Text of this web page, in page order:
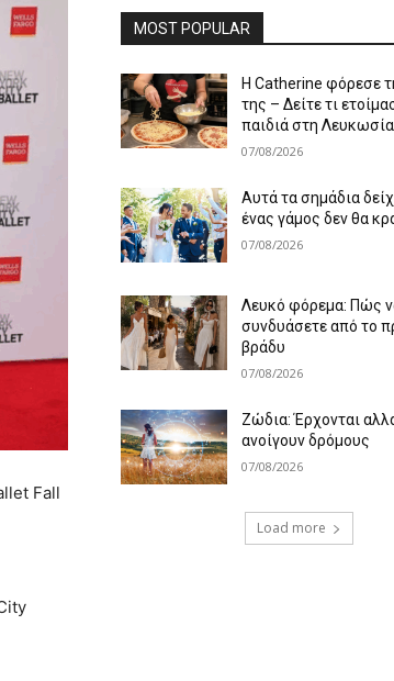
Fall
MOST POPULAR
Η Catherine φόρεσε
της – Δείτε τι
παιδιά στη Λευκωσία
07/08/2026
Αυτά τα σημάδια
ένας γάμος δεν θα
07/08/2026
Λευκό φόρεμα: Πώς
συνδυάσετε από το
βράδυ
07/08/2026
Ζώδια: Έρχονται
ανοίγουν δρόμους
07/08/2026
Load more